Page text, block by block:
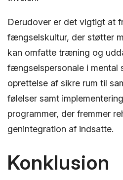
Derudover er det vigtigt at
fængselskultur, der støtter
kan omfatte træning og
fængselspersonale i mental
oprettelse af sikre rum til
følelser samt
programmer, der fremmer
genintegration af indsatte.
Konklusion